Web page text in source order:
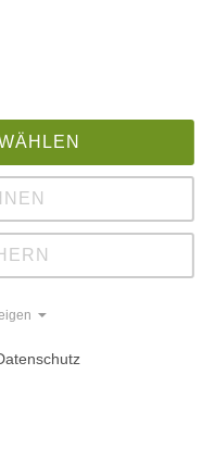
Literatur
"Als die Pferde
noch Holz
Robbesscheier
Kultur - SR3